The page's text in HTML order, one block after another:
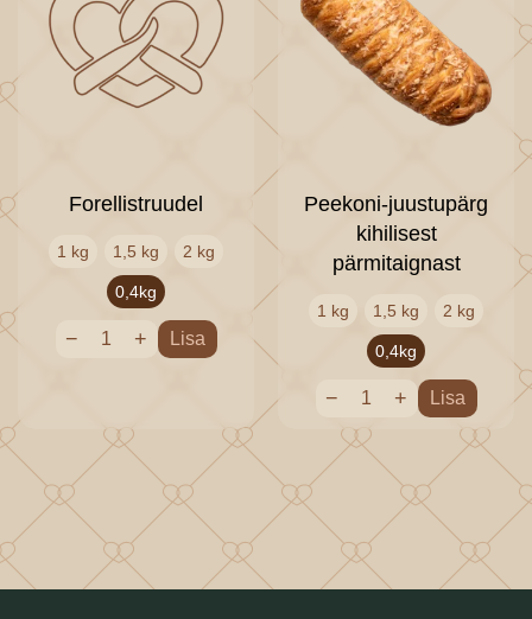
Forellistruudel
1 kg 1,5 kg 2 kg
0,4kg
− + Lisa
Peekoni-juustupärg
kihilisest
pärmitaignast
1 kg 1,5 kg 2 kg
0,4kg
− + Lisa